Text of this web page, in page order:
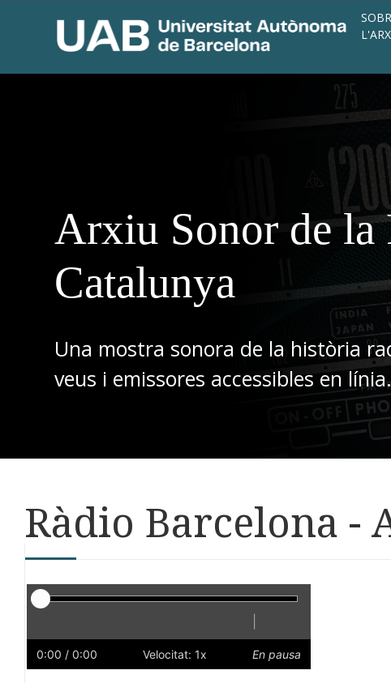
Arxiu Sonor de la
Catalunya
Una mostra sonora de la història
veus i emissores accessibles en línia.
Ràdio Barcelona -
Reproductor
Lent
0:00 / 0:00 Velocitat: 1x En pausa